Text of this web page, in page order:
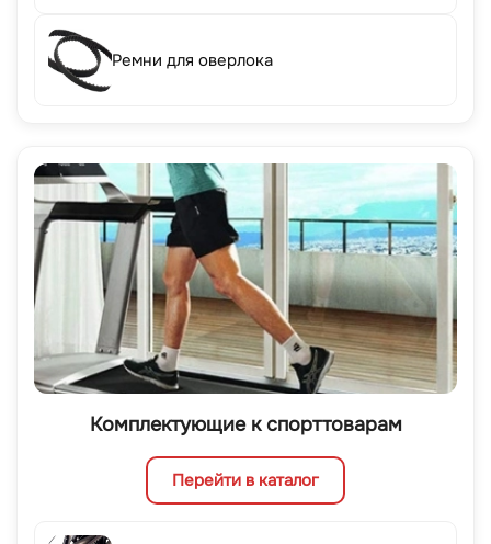
Ремни для оверлока
Комплектующие к спорттоварам
Перейти в каталог